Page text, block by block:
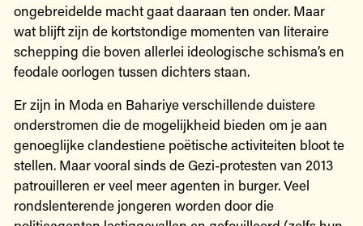
ongebreidelde macht gaat daaraan ten onder. Maar
wat blijft zijn de kortstondige momenten van literaire
schepping die boven allerlei ideologische schisma’s en
feodale oorlogen tussen dichters staan.
Er zijn in Moda en Bahariye verschillende duistere
onderstromen die de mogelijkheid bieden om je aan
genoeglijke clandestiene poëtische activiteiten bloot te
stellen. Maar vooral sinds de Gezi-protesten van 2013
patrouilleren er veel meer agenten in burger. Veel
rondslenterende jongeren worden door die